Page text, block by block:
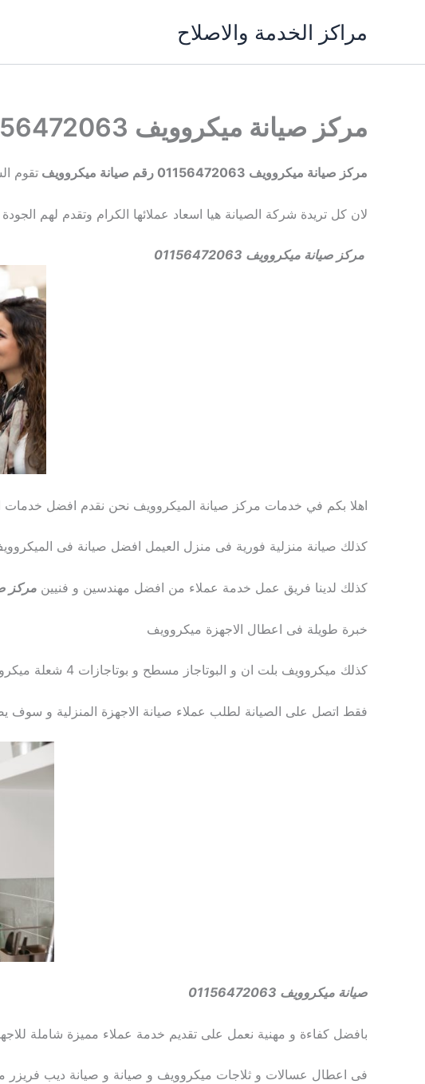
مراكز الخدمة والاصلاح
مركز صيانة ميكروويف 01156472063 رقم صيانة ميكروويف
مركز صيانة ميكروويف 01156472063 رقم صيانة ميكروويف تقوم
لان كل تريدة شركة الصيانة هيا اسعاد عملائها الكرام وتقدم لهم
مركز صيانة ميكروويف 01156472063
اهلا بكم في خدمات مركز صيانة الميكروويف نحن نقدم افضل خدمات
كذلك صيانة منزلية فورية فى منزل العيمل افضل صيانة فى
كذلك لدينا فريق عمل خدمة عملاء من افضل مهندسين و فنيين مركز
خبرة طويلة فى اعطال الاجهزة ميكروويف
كذلك ميكروويف بلت ان و البوتاجاز مسطح و بوتاجازات 4 شعلة ميكروويف
فقط اتصل على الصيانة لطلب عملاء صيانة الاجهزة المنزلية و
صيانة ميكروويف 01156472063
بافضل كفاءة و مهنية نعمل على تقديم خدمة عملاء مميزة شاملة
فى اعطال عسالات و ثلاجات ميكروويف و صيانة و صيانة ديب فريزر